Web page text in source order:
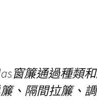
窗簾通過種類
、隔間拉簾、